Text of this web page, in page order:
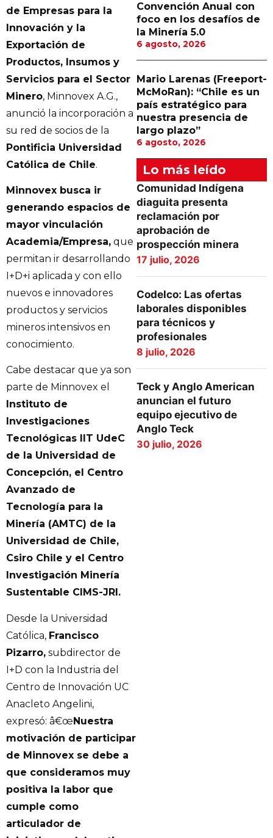
de Empresas para la
Innovación y la
Exportación de
Productos, Insumos y
Servicios para el Sector
Minero, Minnovex A.G.,
anunció la incorporación a
su red de socios de la
Pontificia Universidad
Católica de Chile.
Minnovex busca ir
generando espacios de
mayor vinculación
Academia/Empresa, que
permitan ir desarrollando
I+D+i aplicada y con ello
nuevos e innovadores
productos y servicios
mineros intensivos en
conocimiento.
Cabe destacar que ya son
parte de Minnovex el
Instituto de
Investigaciones
Tecnológicas IIT UdeC
de la Universidad de
Concepción, el Centro
Avanzado de
Tecnología para la
Minería (AMTC) de la
Universidad de Chile,
Csiro Chile y el Centro
Investigación Minería
Sustentable CIMS-JRI.
Desde la Universidad
Católica, Francisco
Pizarro, subdirector de
I+D con la Industria del
Centro de Innovación UC
Anacleto Angelini,
expresó: â€œNuestra
motivación de participar
de Minnovex se debe a
que consideramos muy
positiva la labor que
cumple como
articulador de
Convención Anual con
foco en los desafíos de
la Minería 5.0
6 agosto, 2026
Mario Larenas (Freeport-
McMoRan): “Chile es un
país estratégico para
nuestra presencia de
largo plazo”
6 agosto, 2026
Lo más leído
Comunidad Indígena
diaguita presenta
reclamación por
aprobación de
prospección minera
17 julio, 2026
Codelco: Las ofertas
laborales disponibles
para técnicos y
profesionales
8 julio, 2026
Teck y Anglo American
anuncian el futuro
equipo ejecutivo de
Anglo Teck
30 julio, 2026